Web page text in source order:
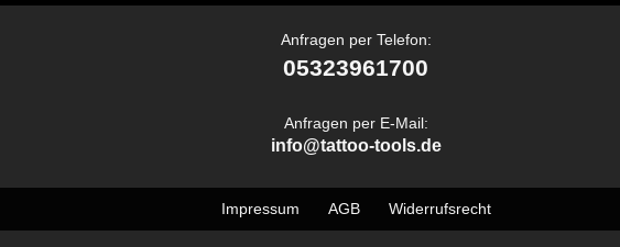
Anfragen per Telefon:
05323961700
Anfragen per E-Mail:
info@tattoo-tools.de
Impressum AGB Widerrufsrecht